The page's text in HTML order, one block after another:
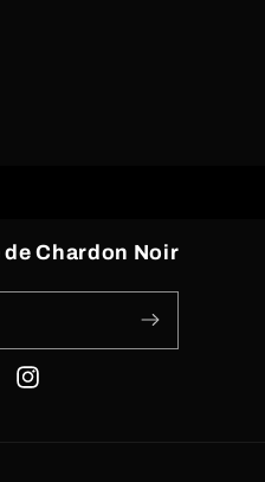
Chardon Noir
Instagram